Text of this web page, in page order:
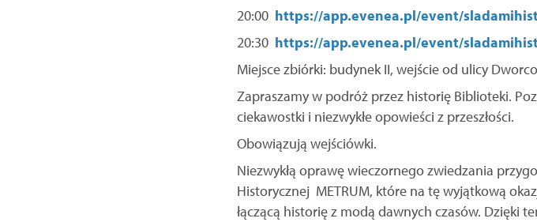
20:00 https://app.evenea.pl/event/
20:30 https://app.evenea.pl/event/
Miejsce zbiórki: budynek II, wejście od ulicy
Zapraszamy w podróż przez historię Biblioteki.
ciekawostki i niezwykłe opowieści z przeszłości.
Obowiązują wejściówki.
Niezwykłą oprawę wieczornego zwiedzania
Historycznej METRUM, które na tę wyjątkową
łączącą historię z modą dawnych czasów. Dzięki